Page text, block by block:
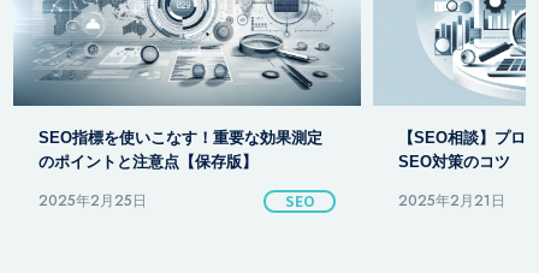
【SEO相談】プロが教える無料で始める
SEO対策のコツ
2025年2月21日 SEO 2025年2月5日